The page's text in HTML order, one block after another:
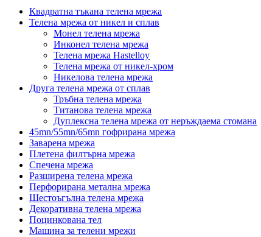
Квадратна тъкана телена мрежа
Телена мрежа от никел и сплав
Монел телена мрежа
Инконел телена мрежа
Телена мрежа Hastelloy
Телена мрежа от никел-хром
Никелова телена мрежа
Друга телена мрежа от сплав
Тръбна телена мрежа
Титанова телена мрежа
Дуплексна телена мрежа от неръждаема стомана
45mn/55mn/65mn гофрирана мрежа
Заварена мрежа
Плетена филтърна мрежа
Спечена мрежа
Разширена телена мрежа
Перфорирана метална мрежа
Шестоъгълна телена мрежа
Декоративна телена мрежа
Поцинкована тел
Машина за телени мрежи